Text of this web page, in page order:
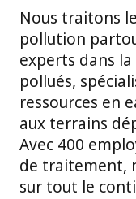
Nous traitons
pollution
experts dans
pollués,
ressources en
aux terrains
Avec 400
de traitement,
sur tout le